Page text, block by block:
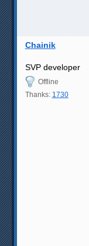
Chainik
SVP developer
Offline
Thanks: 1730